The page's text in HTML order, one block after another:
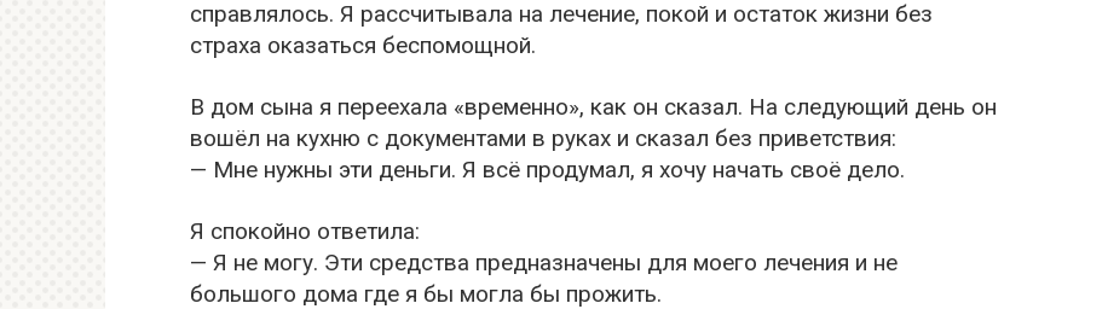
справлялось. Я рассчитывала на лечение, покой и остаток жизни без
страха оказаться беспомощной.
В дом сына я переехала «временно», как он сказал. На следующий день он
вошёл на кухню с документами в руках и сказал без приветствия:
— Мне нужны эти деньги. Я всё продумал, я хочу начать своё дело.
Я спокойно ответила:
— Я не могу. Эти средства предназначены для моего лечения и не
большого дома где я бы могла бы прожить.